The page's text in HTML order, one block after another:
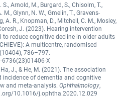
S., Arnold, M., Burgard, S., Chisolm, T.,
M., Glynn, N. W., Gmelin, T., Gravens-
A. R., Knopman, D., Mitchell, C. M., Mosley,
J. (2023). Hearing intervention
reduce cognitive decline in older adults
A multicentre, randomised
(10404), 786–797.
X
Ha, J., & He, M. (2021). The association
of dementia and cognitive
and meta-analysis. Ophthalmology,
10.1016/j.ophtha.2020.12.029